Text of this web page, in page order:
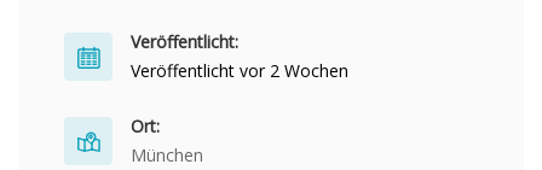
Veröffentlicht:
Veröffentlicht vor 2 Wochen
Ort:
München